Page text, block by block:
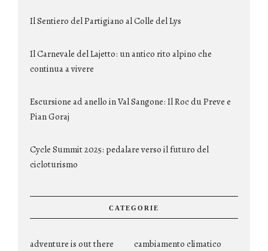
Il Sentiero del Partigiano al Colle del Lys
Il Carnevale del Lajetto: un antico rito alpino che
continua a vivere
Escursione ad anello in Val Sangone: Il Roc du Preve e
Pian Goraj
Cycle Summit 2025: pedalare verso il futuro del
cicloturismo
CATEGORIE
adventure is out there cambiamento climatico